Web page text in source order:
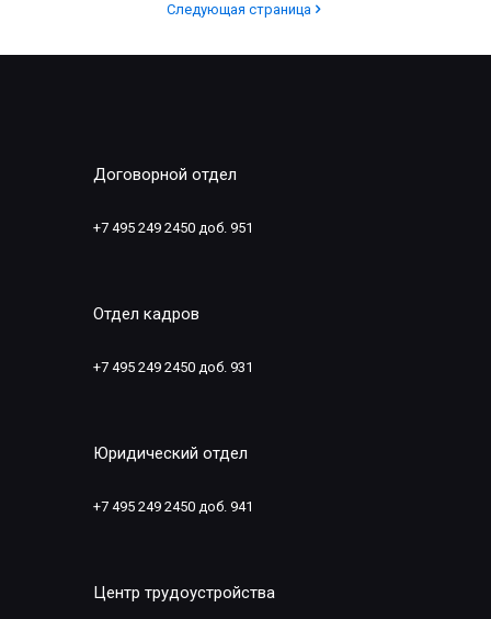
Следующая страница
Договорной отдел
+7 495 249 2450 доб. 951
Отдел кадров
+7 495 249 2450 доб. 931
Юридический отдел
+7 495 249 2450 доб. 941
Центр трудоустройства